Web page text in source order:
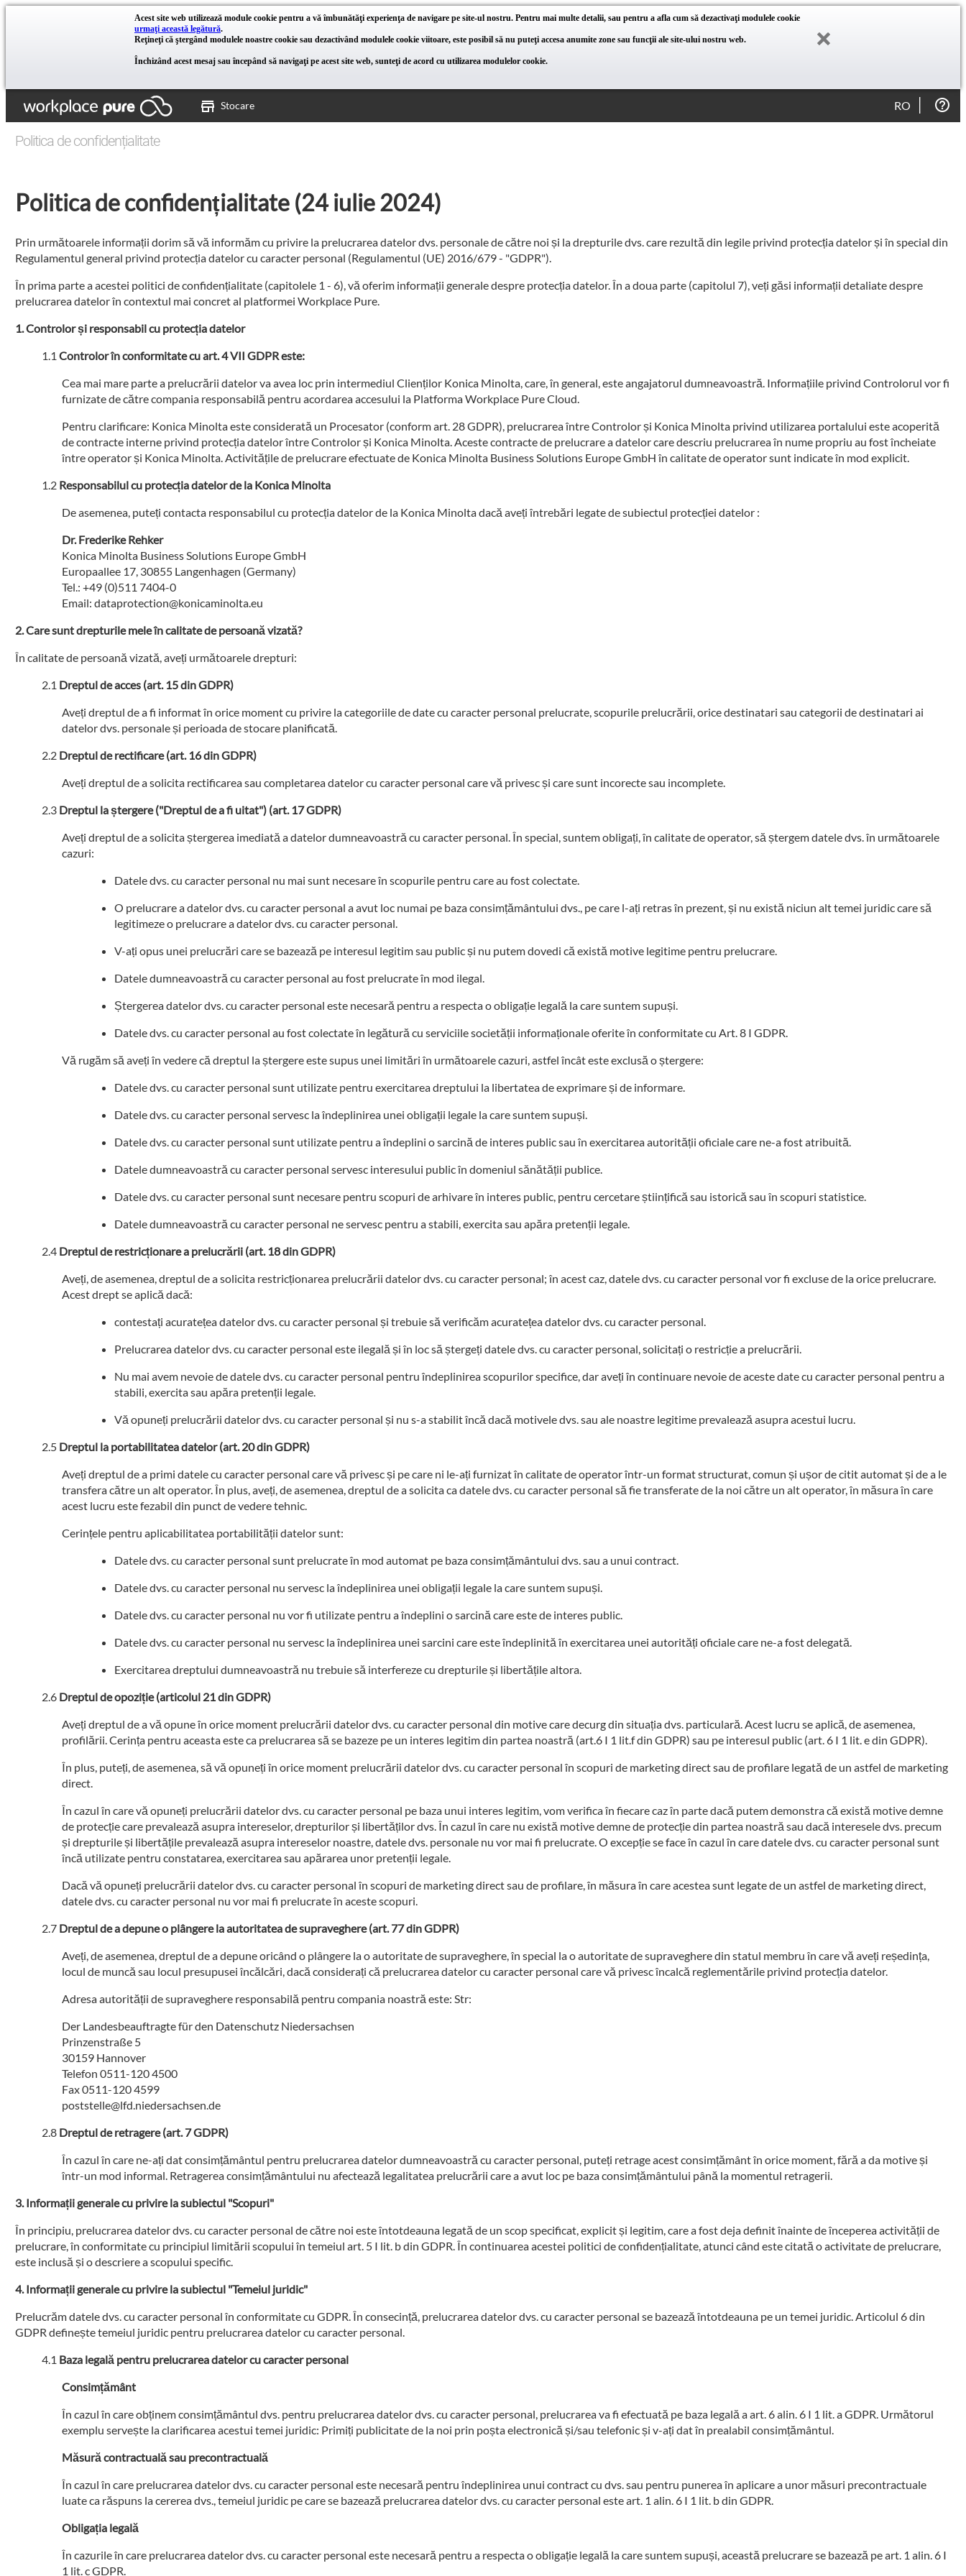
Acest site web utilizează module cookie pentru a vă îmbunătăţi experienţa de navigare pe site-ul nostru. Pentru mai multe detalii, sau pentru a afla cum să dezactivaţi modulele cookie
urmaţi această legătură.
Reţineţi că ştergând modulele noastre cookie sau dezactivând modulele cookie viitoare, este posibil să nu puteţi accesa anumite zone sau funcţii ale site-ului nostru web.
Închizând acest mesaj sau începând să navigaţi pe acest site web, sunteţi de acord cu utilizarea modulelor cookie.
Stocare RO
Politica de confidențialitate
Politica de confidențialitate (24 iulie 2024)
Prin următoarele informații dorim să vă informăm cu privire la prelucrarea datelor dvs. personale de către noi și la drepturile dvs. care rezultă din legile privind protecția datelor și în special din
Regulamentul general privind protecția datelor cu caracter personal (Regulamentul (UE) 2016/679 - "GDPR").
În prima parte a acestei politici de confidențialitate (capitolele 1 - 6), vă oferim informații generale despre protecția datelor. În a doua parte (capitolul 7), veți găsi informații detaliate despre
prelucrarea datelor în contextul mai concret al platformei Workplace Pure.
Controlor și responsabil cu protecția datelor
Controlor în conformitate cu art. 4 VII GDPR este:
Cea mai mare parte a prelucrării datelor va avea loc prin intermediul Clienților Konica Minolta, care, în general, este angajatorul dumneavoastră. Informațiile privind Controlorul vor fi
furnizate de către compania responsabilă pentru acordarea accesului la Platforma Workplace Pure Cloud.
Pentru clarificare: Konica Minolta este considerată un Procesator (conform art. 28 GDPR), prelucrarea între Controlor și Konica Minolta privind utilizarea portalului este acoperită
de contracte interne privind protecția datelor între Controlor și Konica Minolta. Aceste contracte de prelucrare a datelor care descriu prelucrarea în nume propriu au fost încheiate
între operator și Konica Minolta. Activitățile de prelucrare efectuate de Konica Minolta Business Solutions Europe GmbH în calitate de operator sunt indicate în mod explicit.
Responsabilul cu protecția datelor de la Konica Minolta
De asemenea, puteți contacta responsabilul cu protecția datelor de la Konica Minolta dacă aveți întrebări legate de subiectul protecției datelor :
Dr. Frederike Rehker
Konica Minolta Business Solutions Europe GmbH
Europaallee 17, 30855 Langenhagen (Germany)
Tel.: +49 (0)511 7404-0
Email: dataprotection@konicaminolta.eu
Care sunt drepturile mele în calitate de persoană vizată?
În calitate de persoană vizată, aveți următoarele drepturi:
Dreptul de acces (art. 15 din GDPR)
Aveți dreptul de a fi informat în orice moment cu privire la categoriile de date cu caracter personal prelucrate, scopurile prelucrării, orice destinatari sau categorii de destinatari ai
datelor dvs. personale și perioada de stocare planificată.
Dreptul de rectificare (art. 16 din GDPR)
Aveți dreptul de a solicita rectificarea sau completarea datelor cu caracter personal care vă privesc și care sunt incorecte sau incomplete.
Dreptul la ștergere ("Dreptul de a fi uitat") (art. 17 GDPR)
Aveți dreptul de a solicita ștergerea imediată a datelor dumneavoastră cu caracter personal. În special, suntem obligați, în calitate de operator, să ștergem datele dvs. în următoarele
cazuri:
Datele dvs. cu caracter personal nu mai sunt necesare în scopurile pentru care au fost colectate.
O prelucrare a datelor dvs. cu caracter personal a avut loc numai pe baza consimțământului dvs., pe care l-ați retras în prezent, și nu există niciun alt temei juridic care să
legitimeze o prelucrare a datelor dvs. cu caracter personal.
V-ați opus unei prelucrări care se bazează pe interesul legitim sau public și nu putem dovedi că există motive legitime pentru prelucrare.
Datele dumneavoastră cu caracter personal au fost prelucrate în mod ilegal.
Ștergerea datelor dvs. cu caracter personal este necesară pentru a respecta o obligație legală la care suntem supuși.
Datele dvs. cu caracter personal au fost colectate în legătură cu serviciile societății informaționale oferite în conformitate cu Art. 8 I GDPR.
Vă rugăm să aveți în vedere că dreptul la ștergere este supus unei limitări în următoarele cazuri, astfel încât este exclusă o ștergere:
Datele dvs. cu caracter personal sunt utilizate pentru exercitarea dreptului la libertatea de exprimare și de informare.
Datele dvs. cu caracter personal servesc la îndeplinirea unei obligații legale la care suntem supuși.
Datele dvs. cu caracter personal sunt utilizate pentru a îndeplini o sarcină de interes public sau în exercitarea autorității oficiale care ne-a fost atribuită.
Datele dumneavoastră cu caracter personal servesc interesului public în domeniul sănătății publice.
Datele dvs. cu caracter personal sunt necesare pentru scopuri de arhivare în interes public, pentru cercetare științifică sau istorică sau în scopuri statistice.
Datele dumneavoastră cu caracter personal ne servesc pentru a stabili, exercita sau apăra pretenții legale.
Dreptul de restricționare a prelucrării (art. 18 din GDPR)
Aveți, de asemenea, dreptul de a solicita restricționarea prelucrării datelor dvs. cu caracter personal; în acest caz, datele dvs. cu caracter personal vor fi excluse de la orice prelucrare.
Acest drept se aplică dacă:
contestați acuratețea datelor dvs. cu caracter personal și trebuie să verificăm acuratețea datelor dvs. cu caracter personal.
Prelucrarea datelor dvs. cu caracter personal este ilegală și în loc să ștergeți datele dvs. cu caracter personal, solicitați o restricție a prelucrării.
Nu mai avem nevoie de datele dvs. cu caracter personal pentru îndeplinirea scopurilor specifice, dar aveți în continuare nevoie de aceste date cu caracter personal pentru a
stabili, exercita sau apăra pretenții legale.
Vă opuneți prelucrării datelor dvs. cu caracter personal și nu s-a stabilit încă dacă motivele dvs. sau ale noastre legitime prevalează asupra acestui lucru.
Dreptul la portabilitatea datelor (art. 20 din GDPR)
Aveți dreptul de a primi datele cu caracter personal care vă privesc și pe care ni le-ați furnizat în calitate de operator într-un format structurat, comun și ușor de citit automat și de a le
transfera către un alt operator. În plus, aveți, de asemenea, dreptul de a solicita ca datele dvs. cu caracter personal să fie transferate de la noi către un alt operator, în măsura în care
acest lucru este fezabil din punct de vedere tehnic.
Cerințele pentru aplicabilitatea portabilității datelor sunt:
Datele dvs. cu caracter personal sunt prelucrate în mod automat pe baza consimțământului dvs. sau a unui contract.
Datele dvs. cu caracter personal nu servesc la îndeplinirea unei obligații legale la care suntem supuși.
Datele dvs. cu caracter personal nu vor fi utilizate pentru a îndeplini o sarcină care este de interes public.
Datele dvs. cu caracter personal nu servesc la îndeplinirea unei sarcini care este îndeplinită în exercitarea unei autorități oficiale care ne-a fost delegată.
Exercitarea dreptului dumneavoastră nu trebuie să interfereze cu drepturile și libertățile altora.
Dreptul de opoziție (articolul 21 din GDPR)
Aveți dreptul de a vă opune în orice moment prelucrării datelor dvs. cu caracter personal din motive care decurg din situația dvs. particulară. Acest lucru se aplică, de asemenea,
profilării. Cerința pentru aceasta este ca prelucrarea să se bazeze pe un interes legitim din partea noastră (art.6 I 1 lit.f din GDPR) sau pe interesul public (art. 6 I 1 lit. e din GDPR).
În plus, puteți, de asemenea, să vă opuneți în orice moment prelucrării datelor dvs. cu caracter personal în scopuri de marketing direct sau de profilare legată de un astfel de marketing
direct.
În cazul în care vă opuneți prelucrării datelor dvs. cu caracter personal pe baza unui interes legitim, vom verifica în fiecare caz în parte dacă putem demonstra că există motive demne
de protecție care prevalează asupra intereselor, drepturilor și libertăților dvs. În cazul în care nu există motive demne de protecție din partea noastră sau dacă interesele dvs. precum
și drepturile și libertățile prevalează asupra intereselor noastre, datele dvs. personale nu vor mai fi prelucrate. O excepție se face în cazul în care datele dvs. cu caracter personal sunt
încă utilizate pentru constatarea, exercitarea sau apărarea unor pretenții legale.
Dacă vă opuneți prelucrării datelor dvs. cu caracter personal în scopuri de marketing direct sau de profilare, în măsura în care acestea sunt legate de un astfel de marketing direct,
datele dvs. cu caracter personal nu vor mai fi prelucrate în aceste scopuri.
Dreptul de a depune o plângere la autoritatea de supraveghere (art. 77 din GDPR)
Aveți, de asemenea, dreptul de a depune oricând o plângere la o autoritate de supraveghere, în special la o autoritate de supraveghere din statul membru în care vă aveți reședința,
locul de muncă sau locul presupusei încălcări, dacă considerați că prelucrarea datelor cu caracter personal care vă privesc încalcă reglementările privind protecția datelor.
Adresa autorității de supraveghere responsabilă pentru compania noastră este: Str:
Der Landesbeauftragte für den Datenschutz Niedersachsen
Prinzenstraße 5
30159 Hannover
Telefon 0511-120 4500
Fax 0511-120 4599
poststelle@lfd.niedersachsen.de
Dreptul de retragere (art. 7 GDPR)
În cazul în care ne-ați dat consimțământul pentru prelucrarea datelor dumneavoastră cu caracter personal, puteți retrage acest consimțământ în orice moment, fără a da motive și
într-un mod informal. Retragerea consimțământului nu afectează legalitatea prelucrării care a avut loc pe baza consimțământului până la momentul retragerii.
Informații generale cu privire la subiectul "Scopuri"
În principiu, prelucrarea datelor dvs. cu caracter personal de către noi este întotdeauna legată de un scop specificat, explicit și legitim, care a fost deja definit înainte de începerea activității de
prelucrare, în conformitate cu principiul limitării scopului în temeiul art. 5 I lit. b din GDPR. În continuarea acestei politici de confidențialitate, atunci când este citată o activitate de prelucrare,
este inclusă și o descriere a scopului specific.
Informații generale cu privire la subiectul "Temeiul juridic"
Prelucrăm datele dvs. cu caracter personal în conformitate cu GDPR. În consecință, prelucrarea datelor dvs. cu caracter personal se bazează întotdeauna pe un temei juridic. Articolul 6 din
GDPR definește temeiul juridic pentru prelucrarea datelor cu caracter personal.
Baza legală pentru prelucrarea datelor cu caracter personal
Consimțământ
În cazul în care obținem consimțământul dvs. pentru prelucrarea datelor dvs. cu caracter personal, prelucrarea va fi efectuată pe baza legală a art. 6 alin. 6 I 1 lit. a GDPR. Următorul
exemplu servește la clarificarea acestui temei juridic: Primiți publicitate de la noi prin poșta electronică și/sau telefonic și v-ați dat în prealabil consimțământul.
Măsură contractuală sau precontractuală
În cazul în care prelucrarea datelor dvs. cu caracter personal este necesară pentru îndeplinirea unui contract cu dvs. sau pentru punerea în aplicare a unor măsuri precontractuale
luate ca răspuns la cererea dvs., temeiul juridic pe care se bazează prelucrarea datelor dvs. cu caracter personal este art. 1 alin. 6 I 1 lit. b din GDPR.
Obligația legală
În cazurile în care prelucrarea datelor dvs. cu caracter personal este necesară pentru a respecta o obligație legală la care suntem supuși, această prelucrare se bazează pe art. 1 alin. 6 I
1 lit. c GDPR.